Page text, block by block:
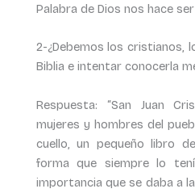
Palabra de Dios nos hace
2-¿Debemos los cristianos,
Biblia e intentar conocerla
Respuesta: “San Juan
mujeres y hombres del
cuello, un pequeño libro
forma que siempre lo
importancia que se daba a